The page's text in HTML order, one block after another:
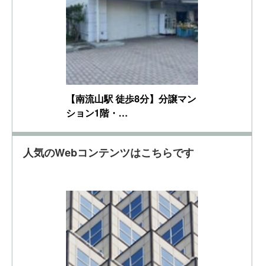
【南流山駅 徒歩8分】分譲マン
ション1階・…
人気のWebコンテンツはこちらです